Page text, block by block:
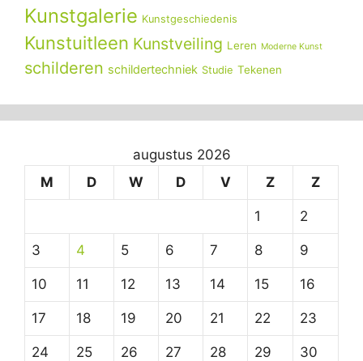
Kunstgalerie Kunstgeschiedenis
Kunstuitleen Kunstveiling Leren Moderne Kunst
schilderen schildertechniek Studie Tekenen
augustus 2026
M
D W D V Z Z
1 2
3 4 5 6 7 8 9
10 11 12 13 14 15 16
17 18 19 20 21 22 23
24 25 26 27 28 29 30